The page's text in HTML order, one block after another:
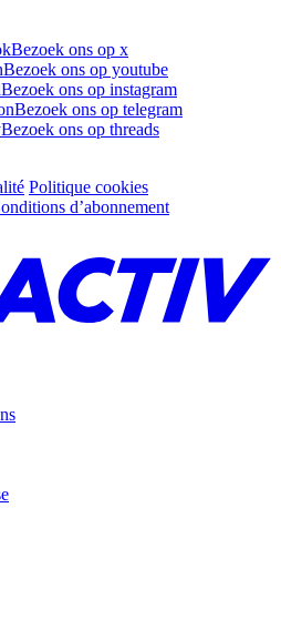
Bezoek ons op x
Bezoek ons op youtube
Bezoek ons op instagram
Bezoek ons op telegram
Bezoek ons op threads
Politique cookies
d’abonnement